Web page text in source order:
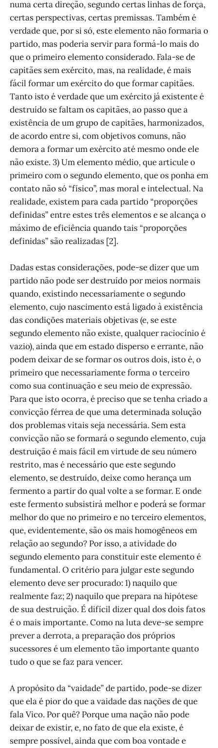
numa certa direção, segundo certas linhas de força,
certas perspectivas, certas premissas. Também é
verdade que, por si só, este elemento não formaria o
partido, mas poderia servir para formá-lo mais do
que o primeiro elemento considerado. Fala-se de
capitães sem exército, mas, na realidade, é mais
fácil formar um exército do que formar capitães.
Tanto isto é verdade que um exército já existente é
destruído se faltam os capitães, ao passo que a
existência de um grupo de capitães, harmonizados,
de acordo entre si, com objetivos comuns, não
demora a formar um exército até mesmo onde ele
não existe. 3) Um elemento médio, que articule o
primeiro com o segundo elemento, que os ponha em
contato não só “físico”, mas moral e intelectual. Na
realidade, existem para cada partido “proporções
definidas” entre estes três elementos e se alcança o
máximo de eficiência quando tais “proporções
definidas” são realizadas [2].
Dadas estas considerações, pode-se dizer que um
partido não pode ser destruído por meios normais
quando, existindo necessariamente o segundo
elemento, cujo nascimento está ligado à existência
das condições materiais objetivas (e, se este
segundo elemento não existe, qualquer raciocínio é
vazio), ainda que em estado disperso e errante, não
podem deixar de se formar os outros dois, isto é, o
primeiro que necessariamente forma o terceiro
como sua continuação e seu meio de expressão.
Para que isto ocorra, é preciso que se tenha criado a
convicção férrea de que uma determinada solução
dos problemas vitais seja necessária. Sem esta
convicção não se formará o segundo elemento, cuja
destruição é mais fácil em virtude de seu número
restrito, mas é necessário que este segundo
elemento, se destruído, deixe como herança um
fermento a partir do qual volte a se formar. E onde
este fermento subsistirá melhor e poderá se formar
melhor do que no primeiro e no terceiro elementos,
que, evidentemente, são os mais homogêneos em
relação ao segundo? Por isso, a atividade do
segundo elemento para constituir este elemento é
fundamental. O critério para julgar este segundo
elemento deve ser procurado: 1) naquilo que
realmente faz; 2) naquilo que prepara na hipótese
de sua destruição. É difícil dizer qual dos dois fatos
é o mais importante. Como na luta deve-se sempre
prever a derrota, a preparação dos próprios
sucessores é um elemento tão importante quanto
tudo o que se faz para vencer.
A propósito da “vaidade” de partido, pode-se dizer
que ela é pior do que a vaidade das nações de que
fala Vico. Por quê? Porque uma nação não pode
deixar de existir, e, no fato de que ela existe, é
sempre possível, ainda que com boa vontade e